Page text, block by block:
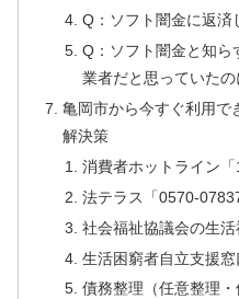
Q：ソフト闇金に返済
Q：ソフト闇金と知ら
業者だと思っていたの
亀岡市から今すぐ利用で
解決策
消費者ホットライン「
法テラス「0570-
社会福祉協議会の生
生活困窮者自立支援窓
債務整理（任意整理・